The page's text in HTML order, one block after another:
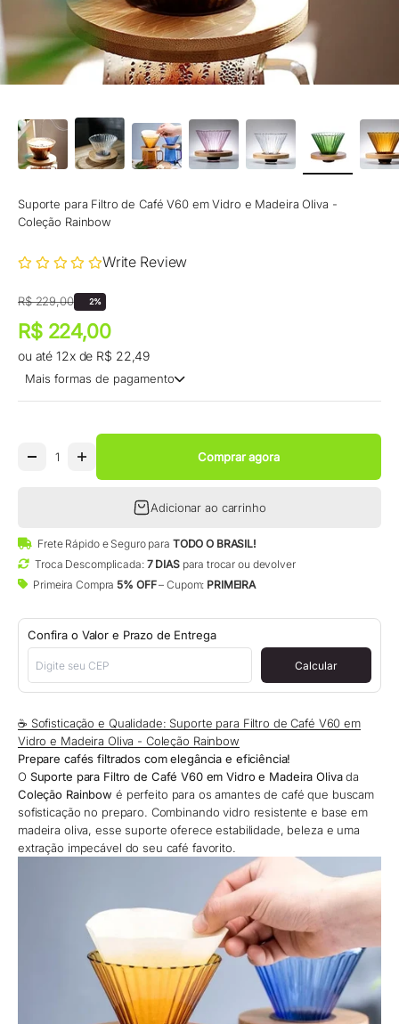
Suporte para Filtro de Café V60 em Vidro e Madeira Oliva -
Coleção Rainbow
Write Review
Preço promocional
Preço normal
R$ 229,00 2%
Preço promocional
R$ 224,00
ou até 12x de R$ 22,49
Mais formas de pagamento
Comprar agora
Adicionar ao carrinho
Frete Rápido e Seguro para TODO O BRASIL!
Troca Descomplicada: 7 DIASpara trocar ou devolver
Primeira Compra5% OFF– Cupom: PRIMEIRA
Confira o Valor e Prazo de Entrega
Calcular
☕ Sofisticação e Qualidade: Suporte para Filtro de Café V60 em
Vidro e Madeira Oliva - Coleção Rainbow
Prepare cafés filtrados com elegância e eficiência!
O Suporte para Filtro de Café V60 em Vidro e Madeira Olivada
Coleção Rainbow é perfeito para os amantes de café que buscam
sofisticação no preparo. Combinando vidro resistente e base em
madeira oliva, esse suporte oferece estabilidade, beleza e uma
extração impecável do seu café favorito.